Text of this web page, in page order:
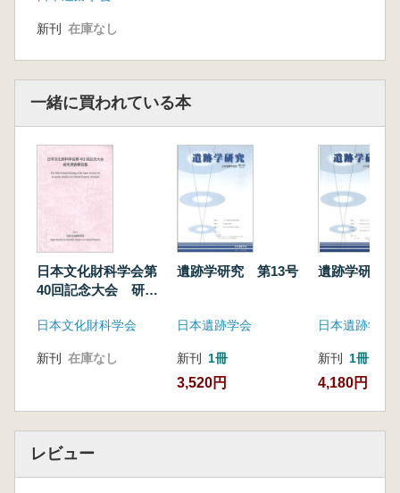
新刊 在庫なし
一緒に買われている本
日本文化財科学会第
40回記念大会 研究
日本文化財科学会
新刊 在庫なし
遺跡学研究 第13号
日本遺跡学会
新刊 1冊
3,520円
遺跡学研究
日本遺跡学会
新刊 1冊
4,180円
レビュー